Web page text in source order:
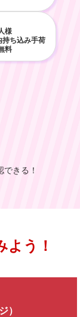
様
ち込み手荷
料
きる！
よう！
）